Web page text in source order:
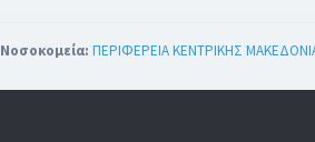
Νοσοκομεία: ΠΕΡΙΦΕΡΕΙΑ ΚΕΝΤΡΙΚΗΣ